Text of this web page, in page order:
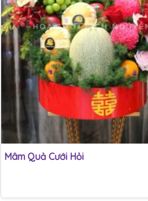
+
Mâm Quả Cưới Hỏi